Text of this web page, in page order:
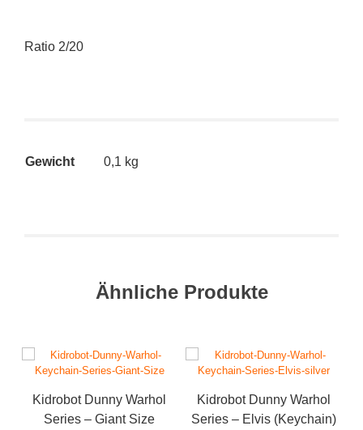
Ratio 2/20
Gewicht 0,1 kg
Ähnliche Produkte
Kidrobot Dunny Warhol
Series – Giant Size
Kidrobot Dunny Warhol
Series – Elvis (Keychain)